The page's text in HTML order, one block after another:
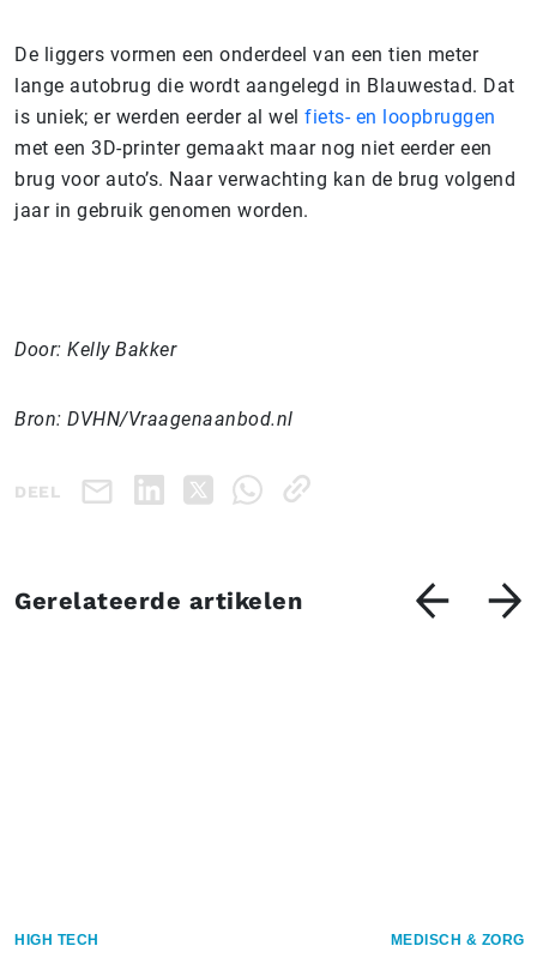
De liggers vormen een onderdeel van een tien meter
lange autobrug die wordt aangelegd in Blauwestad. Dat
is uniek; er werden eerder al wel fiets- en loopbruggen
met een 3D-printer gemaakt maar nog niet eerder een
brug voor auto’s. Naar verwachting kan de brug volgend
jaar in gebruik genomen worden.
Door: Kelly Bakker
Bron: DVHN/Vraagenaanbod.nl
DEEL
Gerelateerde artikelen
HIGH TECH MEDISCH & ZORG